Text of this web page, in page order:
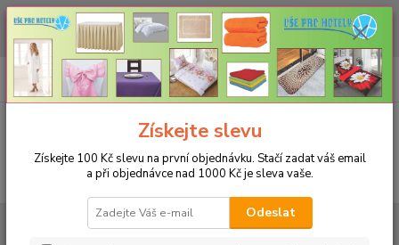
CHCETE NAKOUPIT VĚTŠÍ MNOŽSTVÍ NAŠICH PRODUKTŮ ZA LEPŠÍ
CENU? Klikněte ZDE
CZK
+420 773 794 023
Pondělí-pátek 9-16 hodin
0ks
za0 Kč
SVÁTEČNÍ UBRUSY
Získejte slevu
Získejte 100 Kč slevu na první objednávku. Stačí zadat váš email
a při objednávce nad 1000 Kč je sleva vaše.
Odeslat